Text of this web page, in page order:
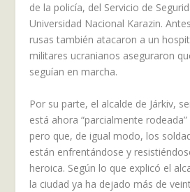
de la policía, del Servicio de
Universidad Nacional Karazin.
rusas también atacaron a un
militares ucranianos aseguraron
seguían en marcha.
Por su parte, el alcalde de Járkiv,
está ahora “parcialmente
pero que, de igual modo, los
están enfrentándose y
heroica. Según lo que explicó el
la ciudad ya ha dejado más de